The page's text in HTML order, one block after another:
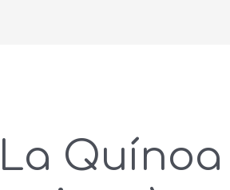
La